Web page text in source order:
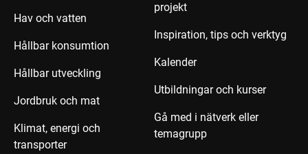
Hav och vatten
Hållbar konsumtion
Hållbar utveckling
Jordbruk och mat
Klimat, energi och
transporter
projekt
Inspiration, tips och verktyg
Kalender
Utbildningar och kurser
Gå med i nätverk eller
temagrupp